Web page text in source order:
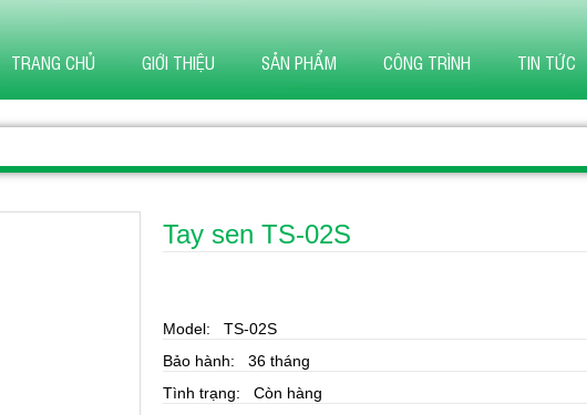
TRANG CHỦ GIỚI THIỆU SẢN PHẨM CÔNG TRÌNH TIN TỨC
Tay sen TS-02S
Model: TS-02S
Bảo hành: 36 tháng
Tình trạng: Còn hàng